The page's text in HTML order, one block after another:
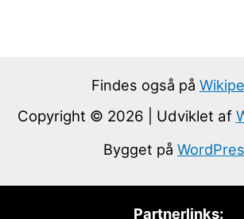
Findes også på
Copyright © 2026 | Udviklet af
Bygget på
Partnerlinks: